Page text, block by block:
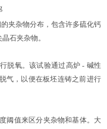
夹杂物分布，包含许多硫化钙
石夹杂物。
脱氧。该试验通过高炉 - 碱性
气，以便在板坯连铸之前进行
阈值来区分夹杂物和基体。大